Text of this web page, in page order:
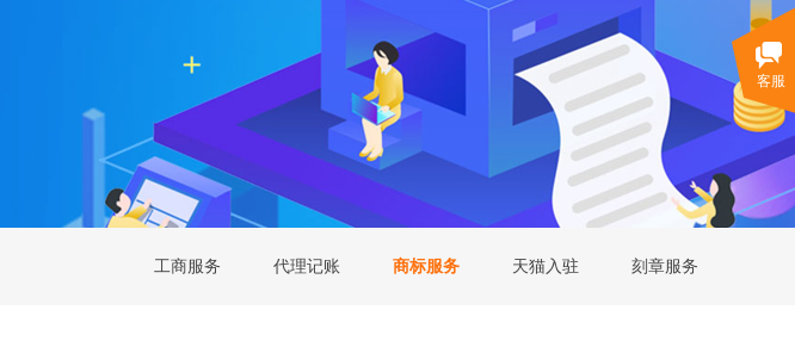
工商服务 代理记账 商标服务 天猫入驻 刻章服务
客服